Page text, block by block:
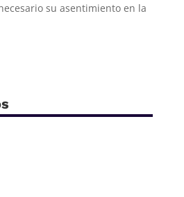
su asentimiento en la